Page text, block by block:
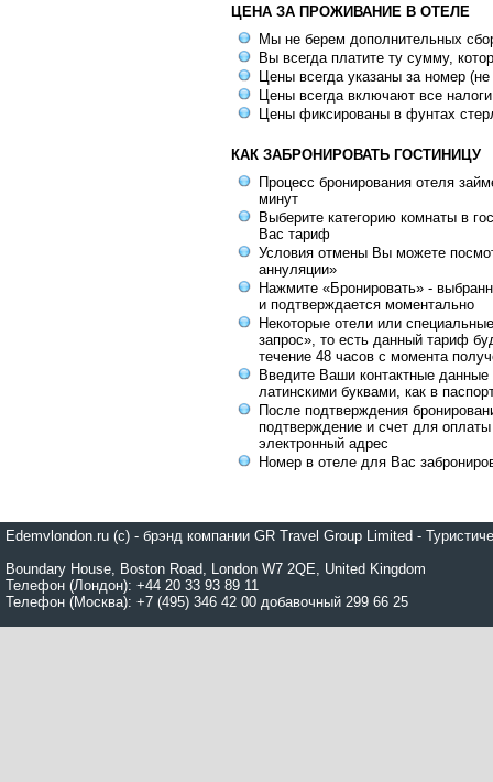
ЦЕНА ЗА ПРОЖИВАНИЕ В ОТЕЛЕ
Мы не берем дополнительных
Вы всегда платите ту сумму,
Цены всегда указаны за номер
Цены всегда включают все
Цены фиксированы в фунтах
КАК ЗАБРОНИРОВАТЬ ГОСТИНИЦУ
Процесс бронирования отеля
минут
Выберите категорию комнаты в
Вас тариф
Условия отмены Вы можете
аннуляции»
Нажмите «Бронировать» -
и подтверждается моментально
Некоторые отели или
запрос», то есть данный тариф
течение 48 часов с момента
Введите Ваши контактные данные
латинскими буквами, как в
После подтверждения
подтверждение и счет для
электронный адрес
Номер в отеле для Вас
Edemvlondon.ru (c) - брэнд компании GR Travel Group Limited -
Boundary House, Boston Road, London W7 2QE, United Kingdom
Телефон (Лондон): +44 20 33 93 89 11
Телефон (Москва): +7 (495) 346 42 00 добавочный 299 66 25